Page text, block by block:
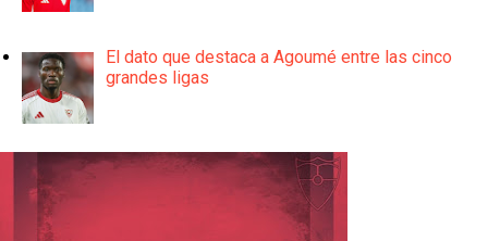
El dato que destaca a Agoumé entre las cinco
grandes ligas